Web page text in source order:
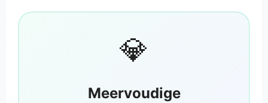
💎
Meervoudige